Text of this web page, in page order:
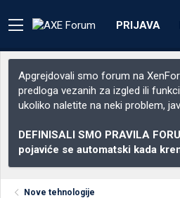
PRIJAVA
Apgrejdovali smo forum na
predloga vezanih za izgled ili
ukoliko naletite na neki problem,
DEFINISALI SMO PRAVILA
pojaviće se automatski kada
Nove tehnologije